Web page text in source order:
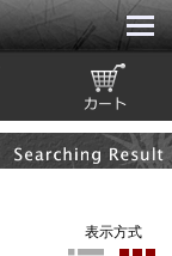
カート
表示方式